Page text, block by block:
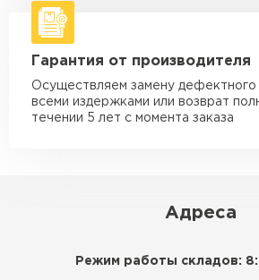
Машина - 20 тн до 80 м3
макс. длина груза 8 м
Манипулятор до 5 тн
макс. длина груза 5 м
Манипулятор до 10 тн
Гарантия от производителя
Осуществляем замену дефектного
всеми издержками или возврат
течении 5 лет с момента заказа
Адреса
Режим работы складов: